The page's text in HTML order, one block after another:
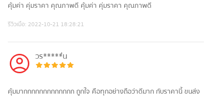
คุ้มค่า คุ่มราคา คุณภาพดี คุ้มค่า คุ่มราคา คุณภาพดี
รีวิวเมื่อ: 2022-10-21 18:28:21
วร*****่น
คุ้มมากกกกกกกกกกกกก ถูกใจ คือทุกอย่างถือว่าดีมาก กับราคานี้ ขนส่ง